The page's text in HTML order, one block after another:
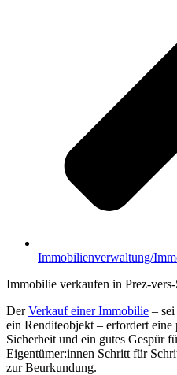
Immobilienverwaltung/
Immobilie verkaufen in Prez-
DerVerkauf einer Immobilie –
ein Renditeobjekt – erfordert
Sicherheit und ein gutes Gespür
Eigentümer:innen Schritt für
zur Beurkundung.